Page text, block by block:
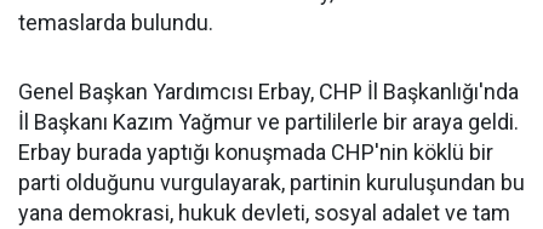
temaslarda bulundu.
Genel Başkan Yardımcısı Erbay, CHP İl Başkanlığı'nda
İl Başkanı Kazım Yağmur ve partililerle bir araya geldi.
Erbay burada yaptığı konuşmada CHP'nin köklü bir
parti olduğunu vurgulayarak, partinin kuruluşundan bu
yana demokrasi, hukuk devleti, sosyal adalet ve tam